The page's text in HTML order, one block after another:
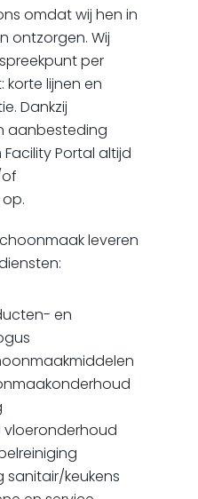
omdat wij hen in
ontzorgen. Wij
per
korte lijnen en
Dankzij
aanbesteding
Portal altijd
leveren
en
vloeronderhoud
sanitair/keukens